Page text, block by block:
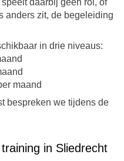
anders zit, de begeleiding
in drie niveaus:
maand
bespreken we tijdens de
in Sliedrecht